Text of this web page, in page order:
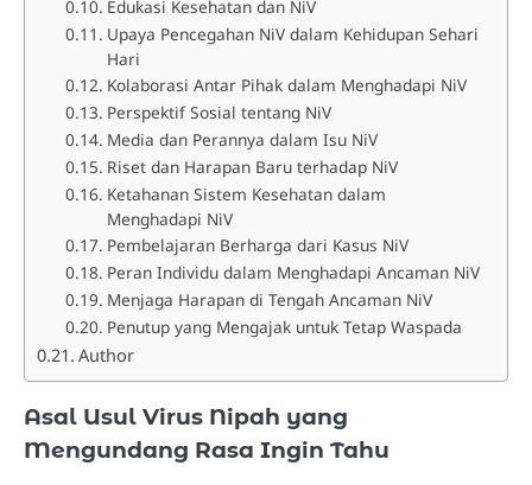
Edukasi Kesehatan dan NiV
Upaya Pencegahan NiV dalam Kehidupan Sehari
Hari
Kolaborasi Antar Pihak dalam Menghadapi NiV
Perspektif Sosial tentang NiV
Media dan Perannya dalam Isu NiV
Riset dan Harapan Baru terhadap NiV
Ketahanan Sistem Kesehatan dalam
Menghadapi NiV
Pembelajaran Berharga dari Kasus NiV
Peran Individu dalam Menghadapi Ancaman NiV
Menjaga Harapan di Tengah Ancaman NiV
Penutup yang Mengajak untuk Tetap Waspada
Author
Asal Usul Virus Nipah yang
Mengundang Rasa Ingin Tahu